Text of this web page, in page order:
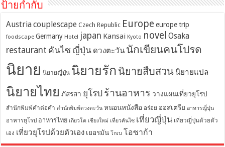
ป้ายกำกับ
Austriacouplescape Czech Republic Europe europe trip
foodscape Germany Hotel japan Kansai Kyoto novel Osaka
restaurant คันไซ ญี่ปุ่น ดวงตะวัน นักเขียนคนโปรด
นิยาย นิยายญี่ปุ่น นิยายรัก นิยายสืบสวน นิยายแปล
นิยายไทย ภัสรสา ยุโรป ร้านอาหาร วางแผนเที่ยวยุโรป
สำนักพิมพ์คำต่อคำ สำนักพิมพ์ดวงตะวัน หนอนหนังสือ อร่อย ออสเตรีย อาหารญี่ปุ่น
อาหารยุโรป อาหารไทย เกียวโต เชียงใหม่ เที่ยวคันไซ เที่ยวญี่ปุ่น เที่ยวญี่ปุ่นด้วยตัว
เอง เที่ยวยุโรปด้วยตัวเอง เยอรมัน โกเบ โอซาก้า